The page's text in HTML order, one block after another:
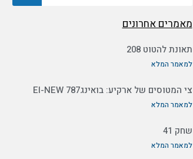
מאמרים אחרונים
תאונת להטוט 208
למאמר המלא
צי המטוסים של ארקיע: בואינג787 EI-NEW
למאמר המלא
שחק 41
למאמר המלא